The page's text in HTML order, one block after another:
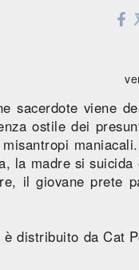
sacerdote viene
ostile dei
la madre si
il giovane prete
è distribuito da Cat